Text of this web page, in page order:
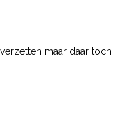
maar daar